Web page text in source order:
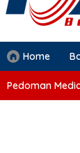
Home
Pedoman